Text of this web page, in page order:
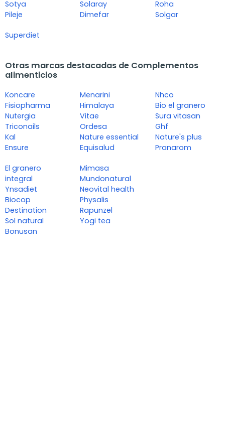
Sotya
Pileje
Solaray
Dimefar
Roha
Solgar
Superdiet
Otras marcas destacadas de Complementos
alimenticios
Koncare
Fisiopharma
Nutergia
Triconails
Kal
Ensure
Menarini
Himalaya
Vitae
Ordesa
Nature essential
Equisalud
Nhco
Bio el granero
Sura vitasan
Ghf
Nature's plus
Pranarom
El granero
integral
Ynsadiet
Biocop
Destination
Sol natural
Bonusan
Mimasa
Mundonatural
Neovital health
Physalis
Rapunzel
Yogi tea